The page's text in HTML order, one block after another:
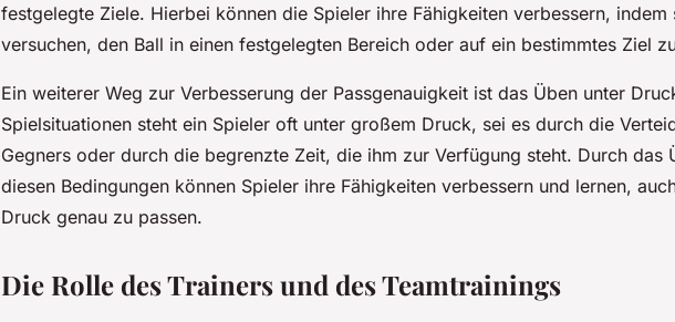
festgelegte Ziele. Hierbei können die Spieler ihre Fähigkeiten verbessern, indem
versuchen, den Ball in einen festgelegten Bereich oder auf ein bestimmtes Ziel
Ein weiterer Weg zur Verbesserung der Passgenauigkeit ist das Üben unter
Spielsituationen steht ein Spieler oft unter großem Druck, sei es durch die
Gegners oder durch die begrenzte Zeit, die ihm zur Verfügung steht. Durch das
diesen Bedingungen können Spieler ihre Fähigkeiten verbessern und lernen,
Druck genau zu passen.
Die Rolle des Trainers und des Teamtrainings